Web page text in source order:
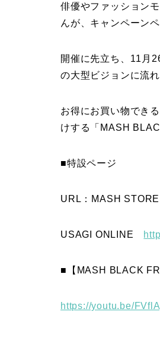
俳優やファッション
んが、キャンペーン
開催に先立ち、11月
の大型ビジョンに流れ
お得にお買い物でき
けする「MASH
■特設ページ
URL：MASH
USAGI ONLINE
■【MASH BLACK
https://youtu.be/